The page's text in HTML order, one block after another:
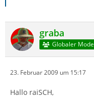
graba
Globaler
23. Februar 2009 um 15:17
Hallo raiSCH,